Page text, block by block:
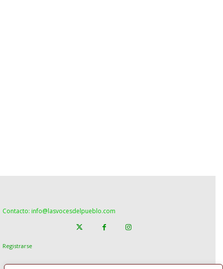
Contacto: info@lasvocesdelpueblo.com
Registrarse